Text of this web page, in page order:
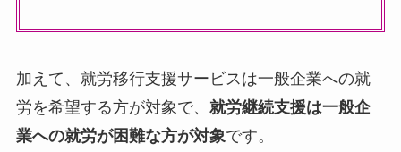
加えて、就労移行支援サービスは一般企業への就
労を希望する方が対象で、 就労継続支援は一般企
業への就労が困難な方が対象です。